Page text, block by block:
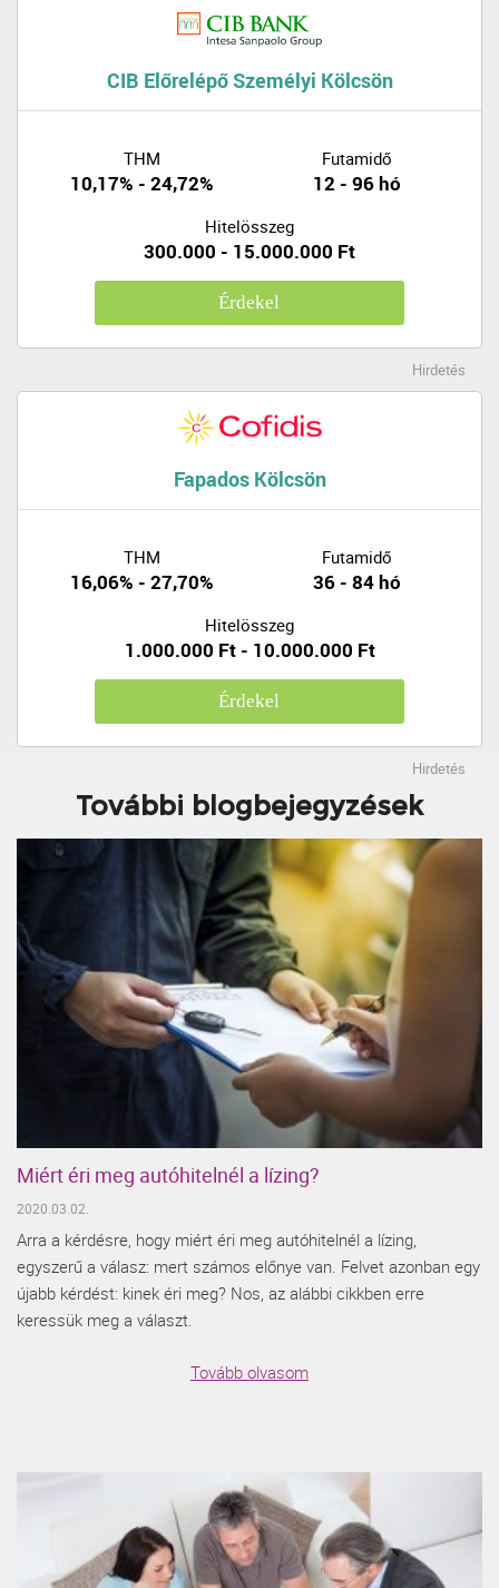
CIB Előrelépő Személyi Kölcsön
THM
10,17% - 24,72%
Futamidő
12 - 96 hó
Hitelösszeg
300.000 - 15.000.000 Ft
Érdekel
Hirdetés
Fapados Kölcsön
THM
16,06% - 27,70%
Futamidő
36 - 84 hó
Hitelösszeg
1.000.000 Ft - 10.000.000 Ft
Érdekel
Hirdetés
További blogbejegyzések
Miért éri meg autóhitelnél a lízing?
2020.03.02.
Arra a kérdésre, hogy miért éri meg autóhitelnél a lízing,
egyszerű a válasz: mert számos előnye van. Felvet azonban egy
újabb kérdést: kinek éri meg? Nos, az alábbi cikkben erre
keressük meg a választ.
Tovább olvasom